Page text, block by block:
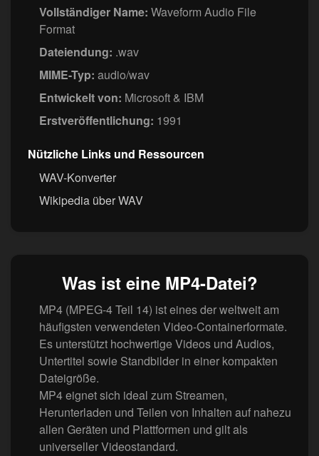
Vollständiger Name: Waveform Audio File
Format
Dateiendung: .wav
MIME-Typ: audio/wav
Entwickelt von: Microsoft & IBM
Erstveröffentlichung: 1991
Nützliche Links und Ressourcen
WAV-Konverter
Wikipedia über WAV
Was ist eine MP4-Datei?
MP4 (MPEG-4 Teil 14) ist eines der weltweit am
häufigsten verwendeten Video-Containerformate.
Es unterstützt hochwertige Videos und Audios,
Untertitel sowie Standbilder in einer kompakten
Dateigröße.
MP4 eignet sich ideal zum Streamen,
Herunterladen und Teilen von Inhalten auf nahezu
allen Geräten und Plattformen und gilt als
universeller Videostandard.